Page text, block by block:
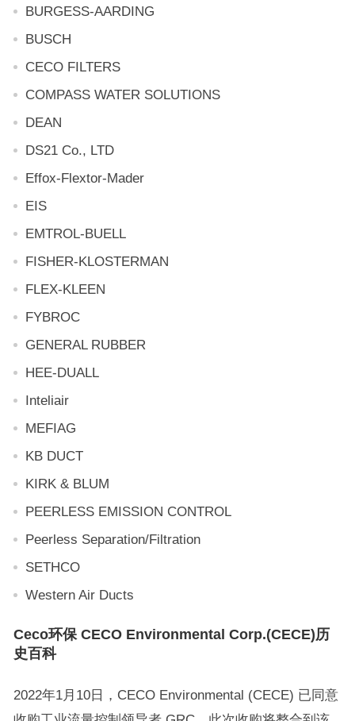
BURGESS-AARDING
BUSCH
CECO FILTERS
COMPASS WATER SOLUTIONS
DEAN
DS21 Co., LTD
Effox-Flextor-Mader
EIS
EMTROL-BUELL
FISHER-KLOSTERMAN
FLEX-KLEEN
FYBROC
GENERAL RUBBER
HEE-DUALL
Inteliair
MEFIAG
KB DUCT
KIRK & BLUM
PEERLESS EMISSION CONTROL
Peerless Separation/Filtration
SETHCO
Western Air Ducts
Ceco环保 CECO Environmental Corp.(CECE)历
史百科
2022年1月10日，CECO Environmental (CECE) 已同意